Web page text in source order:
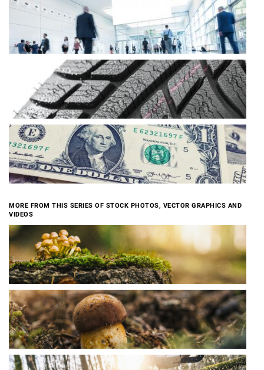
MORE FROM THIS SERIES OF STOCK PHOTOS, VECTOR GRAPHICS AND
VIDEOS